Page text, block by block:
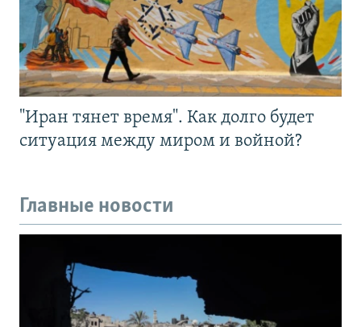
"Иран тянет время". Как долго будет
ситуация между миром и войной?
Главные новости